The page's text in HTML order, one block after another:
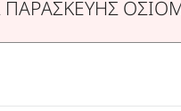
ΠΑΡΑΣΚΕΥΗΣ